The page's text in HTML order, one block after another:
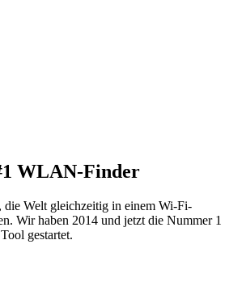
WLAN-Finder
die Welt gleichzeitig in einem Wi-Fi-
Wir haben 2014 und jetzt die Nummer 1
gestartet.